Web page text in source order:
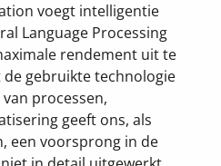
voegt intelligentie
Language Processing
rendement uit te
gebruikte technologie
processen,
geeft ons, als
een voorsprong in de